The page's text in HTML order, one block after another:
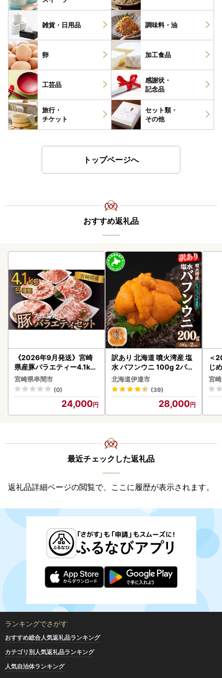
雑貨・ 日用品 調味料・ 油
卵 加工食品
工芸品
感謝状・
記念品
旅行・
チケット
セット類・
その他
トップページへ
おすすめ返礼品
《2026年9月発送》宮崎
県産豚バラエティー4.1kg
セット_K033-057-2609
宮崎県串間市
(0)
24,000
訳あり 北海道 噴火湾産 塩
水 バフンウニ 100g 2パッ
ク 計200g 《アフター保証
付き》うに ウニ 雲丹 海鮮
海の幸 魚介類 ウニ丼 お寿
司 濃厚 無添加 産地直送 お
取り寄せ 山村水産 送料無
北海道伊達市
(39)
28,000
＜
じ
ロ
宮
最近チェックした返礼品
返礼品詳細ページの閲覧で、ここに履歴が表示されます。
ランキングでさがす
おすすめ総合人気返礼品ランキング
カテゴリ別人気返礼品ランキング
人気自治体ランキング